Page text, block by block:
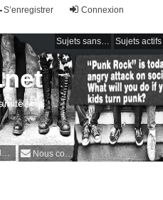
Connexion
S’enregistrer
Sujets sans réponse Sujets actifs
L’équipe du forum Nous contacter
!